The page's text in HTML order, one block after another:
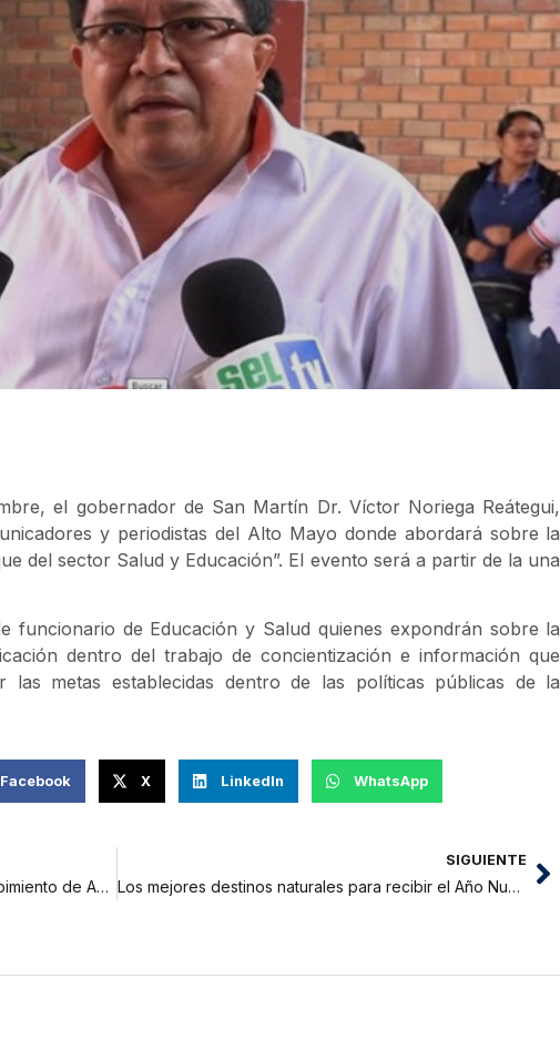
el gobernador de San Martín Dr. Víctor Noriega Reátegui,
y periodistas del Alto Mayo donde abordará sobre la
del sector Salud y Educación”. El evento será a partir de la una
funcionario de Educación y Salud quienes expondrán sobre la
dentro del trabajo de concientización e información que
las metas establecidas dentro de las políticas públicas de la
Facebook X LinkedIn WhatsApp
Prohíben la quema de muñecos en recibimiento de Año Nuevo
SIGUIENTE
Los mejores destinos naturales para recibir el Año Nuevo